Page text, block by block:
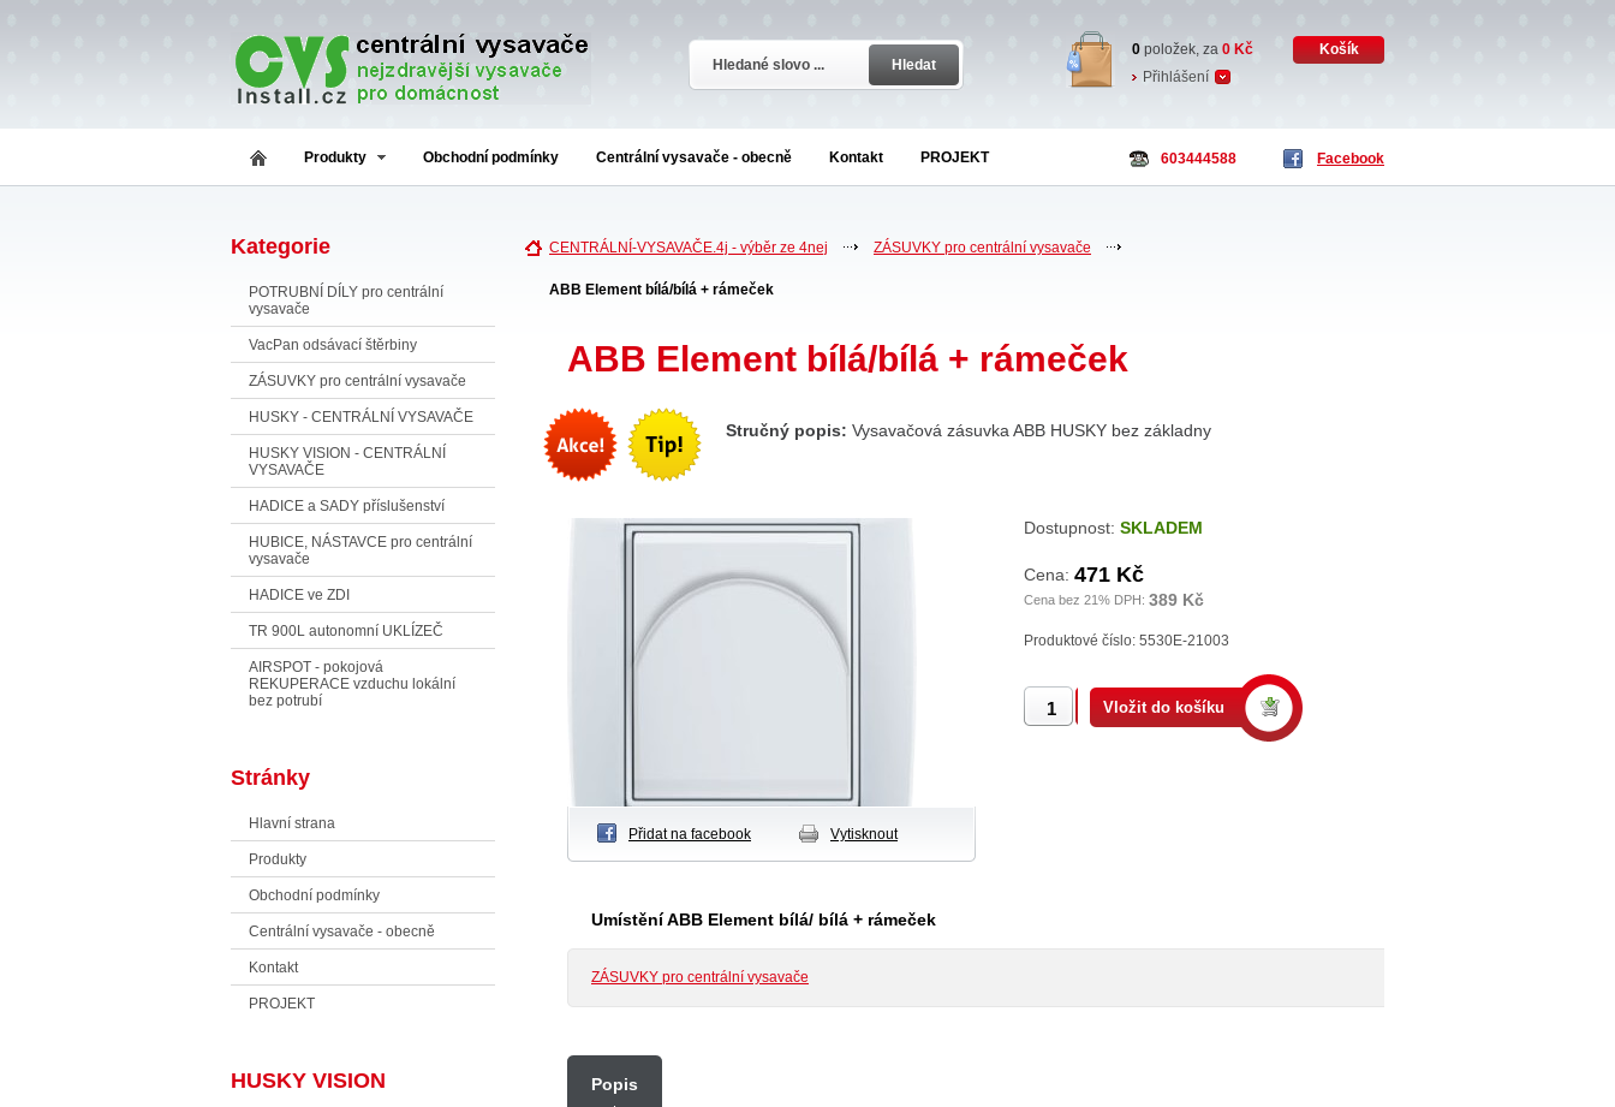
Hledat
0 položek, za 0 Kč
Košík
Přihlášení
603444588 Facebook
Produkty Obchodní podmínky Centrální vysavače - obecně Kontakt PROJEKT
Kategorie
POTRUBNÍ DÍLY pro centrální
vysavače
VacPan odsávací štěrbiny
ZÁSUVKY pro centrální vysavače
HUSKY - CENTRÁLNÍ VYSAVAČE
HUSKY VISION - CENTRÁLNÍ
VYSAVAČE
HADICE a SADY příslušenství
HUBICE, NÁSTAVCE pro centrální
vysavače
HADICE ve ZDI
TR 900L autonomní UKLÍZEČ
AIRSPOT - pokojová
REKUPERACE vzduchu lokální
bez potrubí
Stránky
Hlavní strana
Produkty
Obchodní podmínky
Centrální vysavače - obecně
Kontakt
PROJEKT
HUSKY VISION
CENTRÁLNÍ-VYSAVAČE.4j - výběr ze 4nej ZÁSUVKY pro centrální vysavače
ABB Element bílá/bílá + rámeček
ABB Element bílá/bílá + rámeček
Stručný popis: Vysavačová zásuvka ABB HUSKY bez základny
Přidat na facebook Vytisknout
Dostupnost: SKLADEM
Cena: 471 Kč
Cena bez 21% DPH: 389 Kč
Produktové číslo: 5530E-21003
Vložit do košíku
Umístění ABB Element bílá/ bílá + rámeček
ZÁSUVKY pro centrální vysavače
Popis